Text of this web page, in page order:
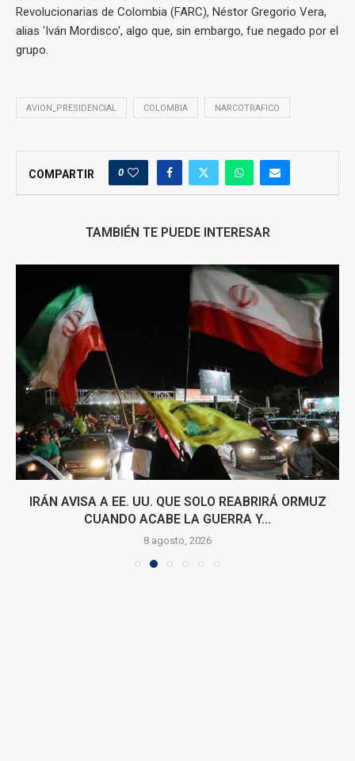
Revolucionarias de Colombia (FARC), Néstor Gregorio Vera,
alias 'Iván Mordisco', algo que, sin embargo, fue negado por el
grupo.
AVION_PRESIDENCIAL COLOMBIA NARCOTRAFICO
COMPARTIR 0
TAMBIÉN TE PUEDE INTERESAR
IRÁN AVISA A EE. UU. QUE SOLO REABRIRÁ ORMUZ
CUANDO ACABE LA GUERRA Y...
8 agosto, 2026